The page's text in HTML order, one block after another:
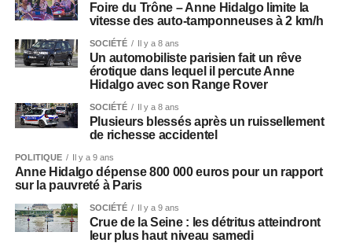
Foire du Trône – Anne Hidalgo limite la
vitesse des auto-tamponneuses à 2 km/h
SOCIÉTÉ Il y a 8 ans
Un automobiliste parisien fait un rêve
érotique dans lequel il percute Anne
Hidalgo avec son Range Rover
SOCIÉTÉ Il y a 8 ans
Plusieurs blessés après un ruissellement
de richesse accidentel
POLITIQUE Il y a 9 ans
Anne Hidalgo dépense 800 000 euros pour un rapport
sur la pauvreté à Paris
SOCIÉTÉ Il y a 9 ans
Crue de la Seine : les détritus atteindront
leur plus haut niveau samedi